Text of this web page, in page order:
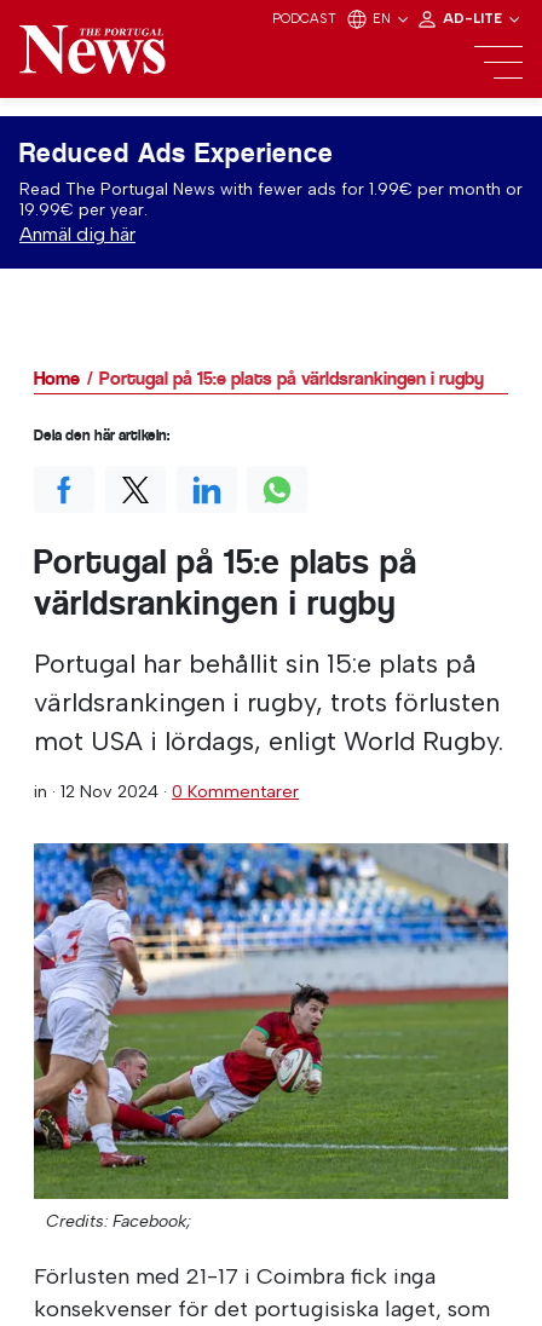
PODCAST EN AD-LITE
Reduced Ads Experience
Read The Portugal News with fewer ads for 1.99€ per month or
19.99€ per year.
Anmäl dig här
Home Portugal på 15:e plats på världsrankingen i rugby
Portugal på 15:e plats på
världsrankingen i rugby
Portugal har behållit sin 15:e plats på
världsrankingen i rugby, trots förlusten
mot USA i lördags, enligt World Rugby.
in · 12 Nov 2024 · 0 Kommentarer
Credits: Facebook;
Förlusten med 21-17 i Coimbra fick inga
konsekvenser för det portugisiska laget, som
Dela den här artikeln: